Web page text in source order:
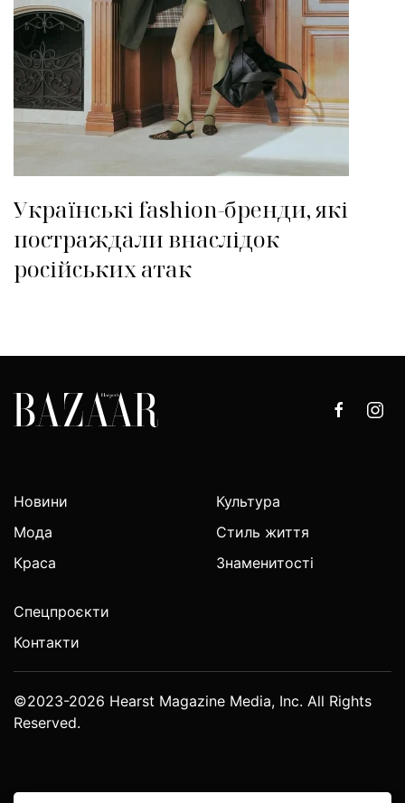
Українські fashion-бренди, які
постраждали внаслідок
російських атак
Новини
Мода
Краса
Культура
Стиль життя
Знаменитості
Спецпроєкти
Контакти
©2023-2026 Hearst Magazine Media, Inc. All Rights
Reserved.